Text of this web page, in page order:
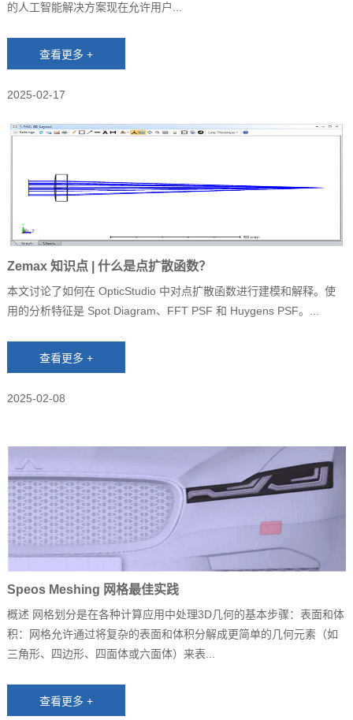
的人工智能解决方案现在允许用户...
2025-02-17
Zemax 知识点 | 什么是点扩散函数？
本文讨论了如何在 OpticStudio 中对点扩散函数进行建模和解释。使
用的分析特征是 Spot Diagram、FFT PSF 和 Huygens PSF。...
2025-02-08
Speos Meshing 网格最佳实践
概述 网格划分是在各种计算应用中处理3D几何的基本步骤：表面和体
积：网格允许通过将复杂的表面和体积分解成更简单的几何元素（如
三角形、四边形、四面体或六面体）来表...